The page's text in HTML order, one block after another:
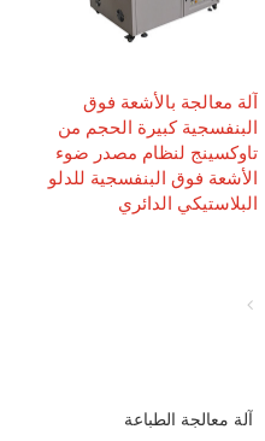
آلة معالجة بالأشعة فوق
البنفسجية كبيرة الحجم من
تاوكسينج لنظام مصدر ضوء
الأشعة فوق البنفسجية للدلو
البلاستيكي الدائري
آلة معالجة الطباعة